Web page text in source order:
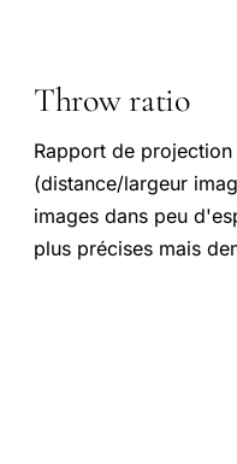
Throw ratio
Rapport de
(distance/largeur
images dans peu
plus précises mais